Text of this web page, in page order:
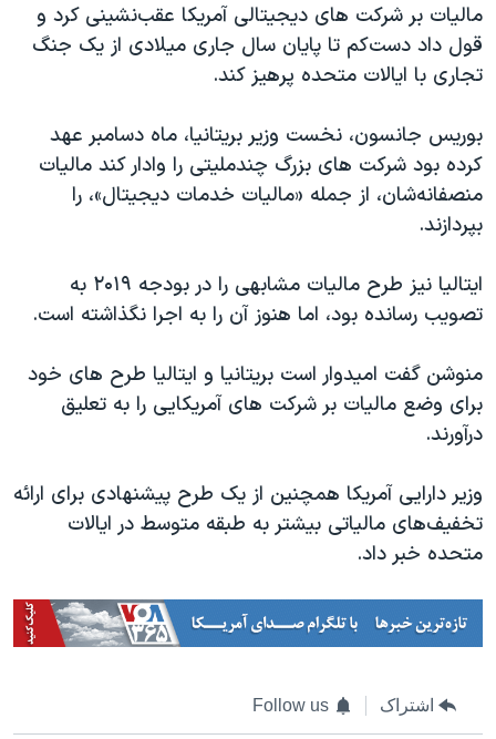
مالیات بر شرکت های دیجیتالی آمریکا عقب‌نشینی کرد و
قول داد دست‌کم تا پایان سال جاری میلادی از یک جنگ
تجاری با ایالات متحده پرهیز کند.
بوریس جانسون، نخست وزیر بریتانیا، ماه دسامبر عهد
کرده بود شرکت های بزرگ چندملیتی را وادار کند مالیات‌
منصفانه‌شان، از جمله «مالیات خدمات دیجیتال»، را
بپردازند.
ایتالیا نیز طرح مالیات مشابهی را در بودجه ۲۰۱۹ به
تصویب رسانده بود، اما هنوز آن را به اجرا نگذاشته است.
منوشن گفت امیدوار است بریتانیا و ایتالیا طرح های خود
برای وضع مالیات بر شرکت های آمریکایی را به تعلیق
درآورند.
وزیر دارایی آمریکا همچنین از یک طرح پیشنهادی برای ارائه
تخفیف‌های مالیاتی بیشتر به طبقه متوسط در ایالات
متحده خبر داد.
اشتراک Follow us